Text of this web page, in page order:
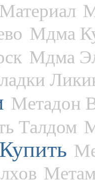
Материал
Мдма
Мдма
Метадон
Талдом